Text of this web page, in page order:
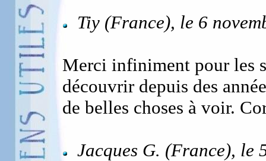
Tiy (France), le 6
Merci infiniment pour les
découvrir depuis des
de belles choses à voir.
Jacques G. (France), le